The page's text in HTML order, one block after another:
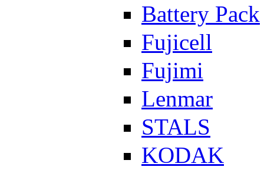
Battery Pack
Fujicell
Fujimi
Lenmar
STALS
KODAK